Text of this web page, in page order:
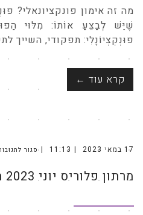
מה זה אימון פונקציונאלי?
שֶׁיֵּשׁ לְבַצֵּעַ אוֹתוֹ: מִלּוּי
פוּנְקְצְיוֹנָלִי: תפקודי, השייך
קרא עוד ←
17 במאי 2023 11:13 סגור
מרתון פלוריס יוני 2023 הנה זה בא!!!